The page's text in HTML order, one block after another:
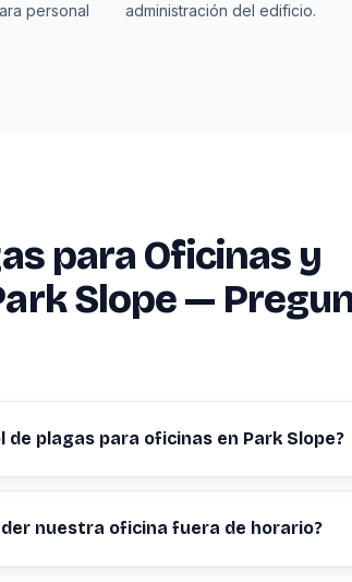
personal
administración del edificio.
para Oficinas y
Slope —
de plagas para oficinas en Park Slope?
nuestra oficina fuera de horario?